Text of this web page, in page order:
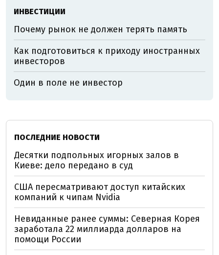
ИНВЕСТИЦИИ
Почему рынок не должен терять память
Как подготовиться к приходу иностранных
инвесторов
Один в поле не инвестор
ПОСЛЕДНИЕ НОВОСТИ
Десятки подпольных игорных залов в
Киеве: дело передано в суд
США пересматривают доступ китайских
компаний к чипам Nvidia
Невиданные ранее суммы: Северная Корея
заработала 22 миллиарда долларов на
помощи России